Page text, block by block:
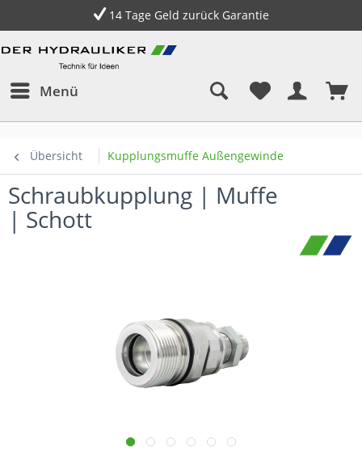
14 Tage Geld zurück Garantie
Menü
Übersicht Kupplungsmuffe Außengewinde
Schraubkupplung | Muffe
| Schott